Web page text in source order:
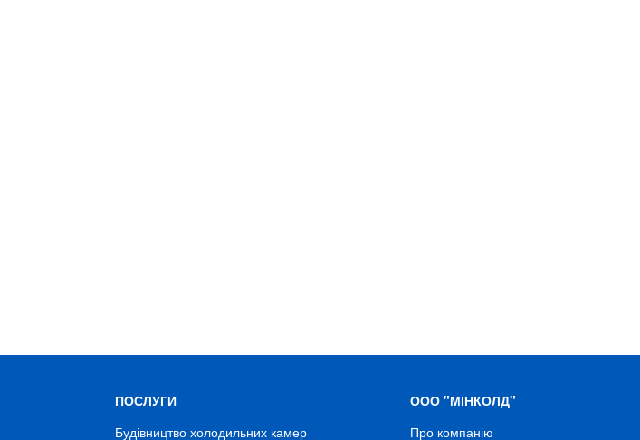
ПОСЛУГИ
Будівництво холодильних камер
ООО "МІНКОЛД"
Про компанію